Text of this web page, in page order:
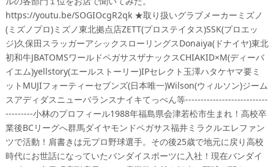
https://youtu.be/SOGIOcgR2qk ★取り扱いグラブメーカーミズノ
(ミズノプロ)ミズノ東北拠点店ZETT(プロステイタス)SSK(プロエッ
ジ)久保田スラッガーアシックスローリングスDonaiya(ドナイヤ)東北
初和牛JBATOMSワールドペガサスザナックスCHIAKID×M(ディーバ
イエム)yellstory(エールストーリー)IPセレクト玉澤ハタケヤマ要ミ
ットMUJIフォーティーセブンズ(日本唯一)Wilson(ウィルソン)ジーム
スアディダスニューバランスナイキてっぺん等---------------------------
---------小林のプロフィール1988年福島県会津若松市生まれ！高校卒
業後BCリーグへ群馬ダイヤモンドペガサス福井ミラクルエレファン
ツで活動！肩書きは元プロ野球選手。その後25歳で地元に戻り高校
時代にお世話になっていたバンダイスポーツに入社！現在バンダイ